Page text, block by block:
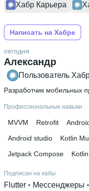
Хабр Карьера
Написать на Хабре
Александр
сегодня
Пользователь
Разработчик мобильных
Профессиональные навыки
MVVM Retrofit
Android studio
Kotlin
Jetpack Compose
Kotlin
Подписан на хабы
Flutter • Мессенджеры •